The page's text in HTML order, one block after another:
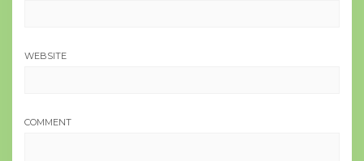
WEBSITE
COMMENT